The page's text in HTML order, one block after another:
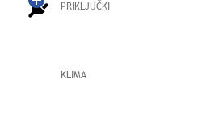
PRIKLJUČKI
KLIMA